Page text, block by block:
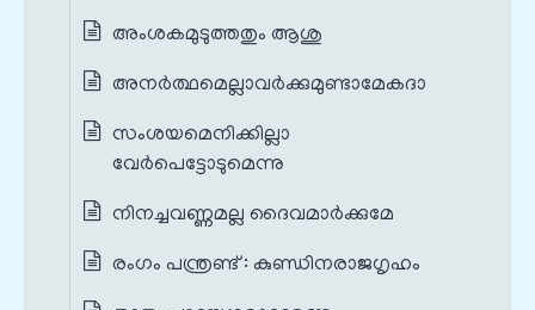
അംശകമുടുത്തതും ആശു
അനർത്ഥമെല്ലാവർക്കുമുണ്ടാമേകദാ
സംശയമെനിക്കില്ലാ
വേർപെട്ടോടുമെന്നു
നിനച്ചവണ്ണമല്ല ദൈവമാർക്കുമേ
രംഗം പന്ത്രണ്ട്‌ : കുണ്ഡിനരാജഗൃഹം